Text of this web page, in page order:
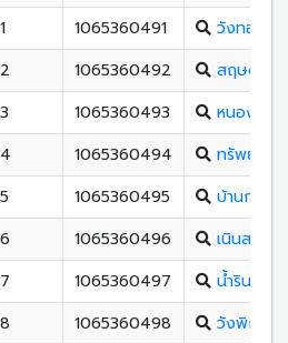
1065360491
วังทองพิ
1065360492
สฤษดิ์เสน
1065360493
หนองพระ
1065360494
ทรัพย์ไพร
1065360495
บ้านกลาง
1065360496
เนินสะอา
1065360497
น้ำรินพิทย
1065360498
วังพิกุลวิ